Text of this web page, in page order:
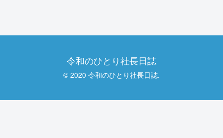
令和のひとり社長日誌
© 2020 令和のひとり社長日誌.